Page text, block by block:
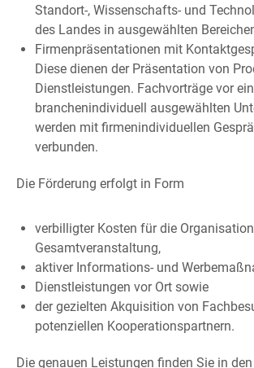
Standort-, Wissenschafts- und
des Landes in ausgewählten
Firmenpräsentationen mit
Diese dienen der Präsentation von
Dienstleistungen. Fachvorträge vor
branchenindividuell ausgewählten
werden mit firmenindividuellen
verbunden.
Die Förderung erfolgt in Form
verbilligter Kosten für die
Gesamtveranstaltung,
aktiver Informations- und
Dienstleistungen vor Ort sowie
der gezielten Akquisition von
potenziellen Kooperationspartnern.
Die genauen Leistungen finden Sie in